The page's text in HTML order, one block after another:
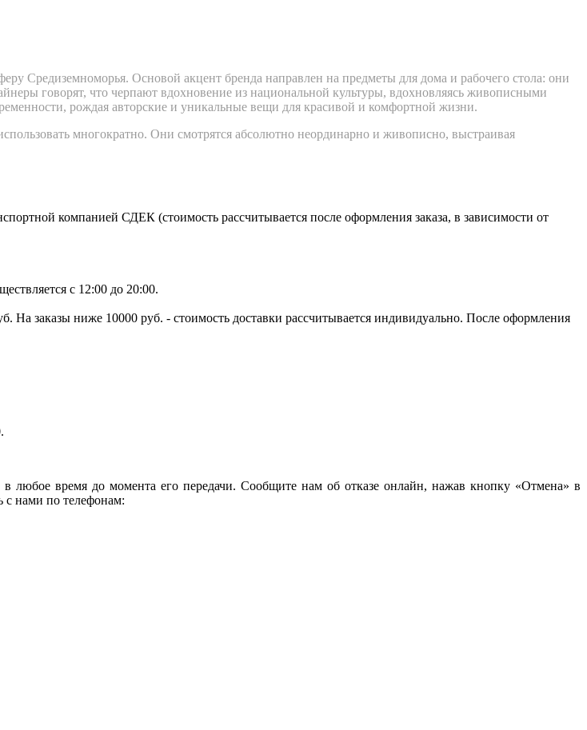
Средиземноморья. Основой акцент бренда направлен на предметы для дома и рабочего стола: они
говорят, что черпают вдохновение из национальной культуры, вдохновляясь живописными
рождая авторские и уникальные вещи для красивой и комфортной жизни.
многократно. Они смотрятся абсолютно неординарно и живописно, выстраивая
компанией СДЕК (стоимость рассчитывается после оформления заказа, в зависимости от
с 12:00 до 20:00.
На заказы ниже 10000 руб. - стоимость доставки рассчитывается индивидуально. После оформления
в любое время до момента его передачи. Сообщите нам об отказе онлайн, нажав кнопку «Отмена» в
с нами по телефонам: